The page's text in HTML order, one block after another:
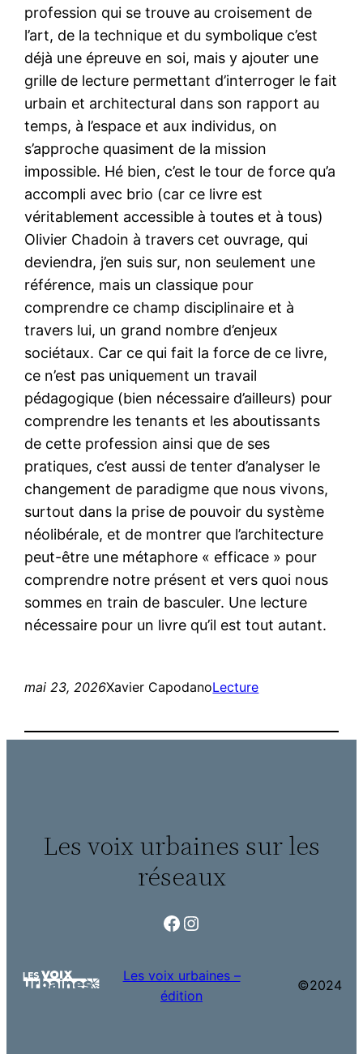
profession qui se trouve au croisement de
l’art, de la technique et du symbolique c’est
déjà une épreuve en soi, mais y ajouter une
grille de lecture permettant d’interroger le fait
urbain et architectural dans son rapport au
temps, à l’espace et aux individus, on
s’approche quasiment de la mission
impossible. Hé bien, c’est le tour de force qu’a
accompli avec brio (car ce livre est
véritablement accessible à toutes et à tous)
Olivier Chadoin à travers cet ouvrage, qui
deviendra, j’en suis sur, non seulement une
référence, mais un classique pour
comprendre ce champ disciplinaire et à
travers lui, un grand nombre d’enjeux
sociétaux. Car ce qui fait la force de ce livre,
ce n’est pas uniquement un travail
pédagogique (bien nécessaire d’ailleurs) pour
comprendre les tenants et les aboutissants
de cette profession ainsi que de ses
pratiques, c’est aussi de tenter d’analyser le
changement de paradigme que nous vivons,
surtout dans la prise de pouvoir du système
néolibérale, et de montrer que l’architecture
peut-être une métaphore « efficace » pour
comprendre notre présent et vers quoi nous
sommes en train de basculer. Une lecture
nécessaire pour un livre qu’il est tout autant.
mai 23, 2026Xavier CapodanoLecture
Les voix urbaines sur les
réseaux
Facebook Instagram
Les voix urbaines –
édition
©2024